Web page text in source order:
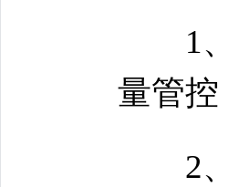
1、
量管控
2、